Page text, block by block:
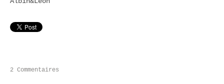
2 Commentaires